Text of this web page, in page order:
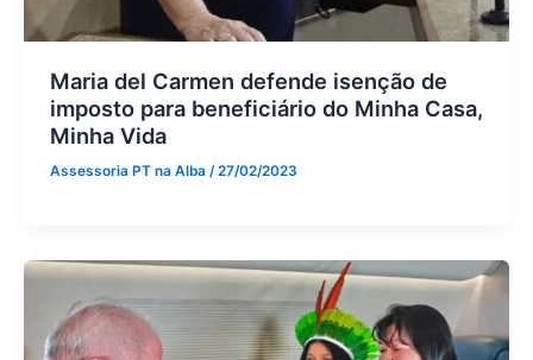
Maria del Carmen defende isenção de
imposto para beneficiário do Minha Casa,
Minha Vida
Assessoria PT na Alba /27/02/2023